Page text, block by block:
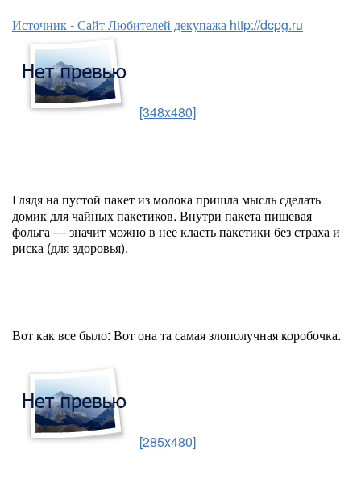
Источник - Сайт Любителей декупажа http://dcpg.ru
[348x480]
Глядя на пустой пакет из молока пришла мысль сделать
домик для чайных пакетиков. Внутри пакета пищевая
фольга — значит можно в нее класть пакетики без страха и
риска (для здоровья).
Вот как все было: Вот она та самая злополучная коробочка.
[285x480]